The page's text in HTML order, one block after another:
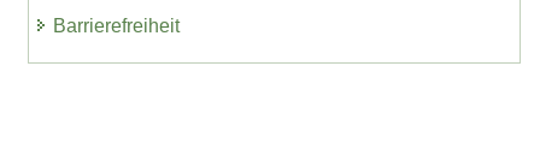
Barrierefreiheit